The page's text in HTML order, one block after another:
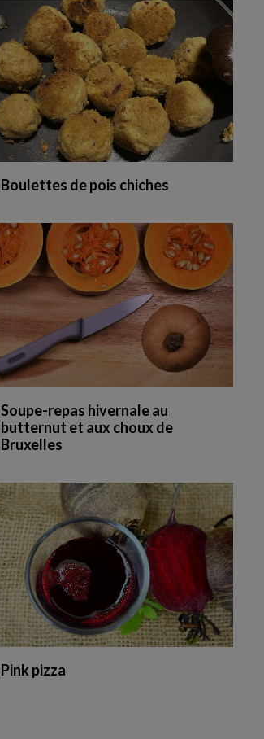
Boulettes de pois chiches
Soupe-repas hivernale au
butternut et aux choux de
Bruxelles
Pink pizza